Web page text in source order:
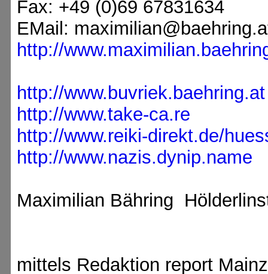
Fax: +49 (0)69 67831634
EMail:
http://
http://www.buvriek.baehring.at
http://www.take-ca.re
http://www.reiki-direkt.de/
http://www.nazis.dynip.name
Maximilian Bähring
mittels Redaktion report Mainz